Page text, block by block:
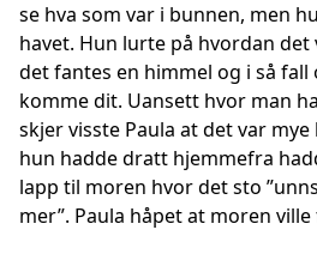
se hva som var i bunnen, men
havet. Hun lurte på hvordan
det fantes en himmel og i så
komme dit. Uansett hvor man
skjer visste Paula at det var
hun hadde dratt hjemmefra
lapp til moren hvor det sto
mer”. Paula håpet at moren